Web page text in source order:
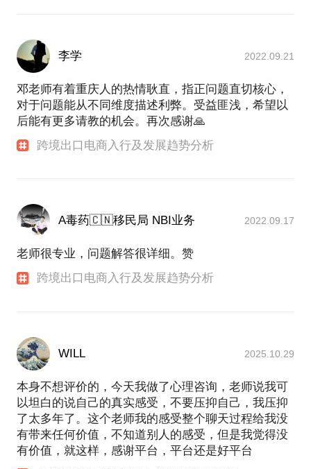
李学 2022.09.21
邓老师有着重庆人的热情耿直，指正问题直切核心，
对于问题能从不同维度描述利弊。受益匪浅，希望以
后能有更多请教的机会。再次感谢🙏
跨境出口电商入行及发展趋势分析
A毒药🇨🇳移民局 NBI业务 2022.09.17
老师很专业，问题解答很详细。赞
跨境出口电商入行及发展趋势分析
WILL 2025.10.29
本身不想评价的，今天我做了心理咨询，老师说我可
以坦白的说自己的真实感受，不要压抑自己，我压抑
了太多年了。这个老师我的感受整个聊天过程给我没
有带来任何价值，不知道别人的感受，但是我觉得没
有价值，就这样，感谢平台，平台还是好平台